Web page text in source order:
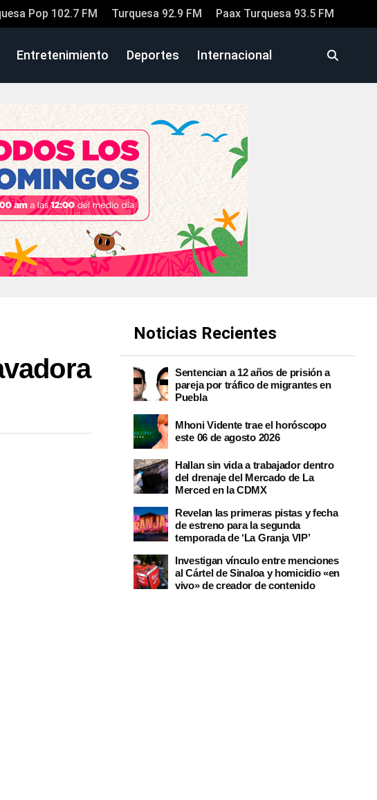
Pop 102.7 FM Turquesa 92.9 FM Paax Turquesa 93.5 FM
Entretenimiento Deportes Internacional
Noticias Recientes
Sentencian a 12 años de prisión a
pareja por tráfico de migrantes en
Puebla
Mhoni Vidente trae el horóscopo
este 06 de agosto 2026
Hallan sin vida a trabajador dentro
del drenaje del Mercado de La
Merced en la CDMX
Revelan las primeras pistas y fecha
de estreno para la segunda
temporada de ‘La Granja VIP’
Investigan vínculo entre menciones
al Cártel de Sinaloa y homicidio «en
vivo» de creador de contenido